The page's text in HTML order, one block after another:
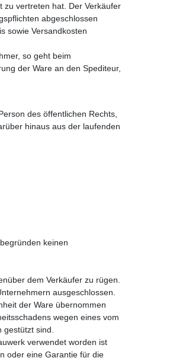
zu vertreten hat. Der Verkäufer
abgeschlossen
sowie Versandkosten
so geht beim
der Ware an den Spediteur,
des öffentlichen Rechts,
hinaus aus der laufenden
keinen
dem Verkäufer zu rügen.
ausgeschlossen.
der Ware übernommen
wegen eines vom
sind.
verwendet worden ist
oder eine Garantie für die